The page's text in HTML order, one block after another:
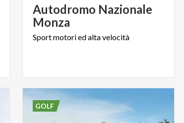
Autodromo Nazionale
Monza
Sportmotoriedaltavelocità
GOLF